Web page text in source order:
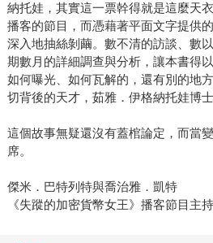
納托娃，其實這一票幹得就是這麼天
播客的節目，而憑藉著平面文字提供
深入地抽絲剝繭。數不清的訪談、數
期數月的詳細調查與分析，讓本書得
如何曝光、如何瓦解的，還有別的地
切背後的天才，茹雅．伊格納托娃博
這個故事無疑還沒有蓋棺論定，而當
席。
傑米．巴特列特與喬治雅．凱特
《失蹤的加密貨幣女王》播客節目主